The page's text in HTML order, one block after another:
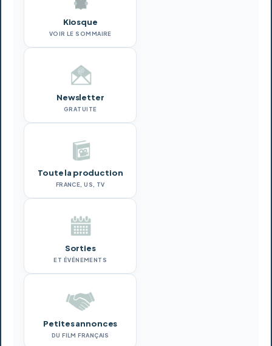
Kiosque
VOIR LE SOMMAIRE
Newsletter
GRATUITE
Toute la production
FRANCE, US, TV
Sorties
ET ÉVÉNEMENTS
Petites annonces
DU FILM FRANÇAIS